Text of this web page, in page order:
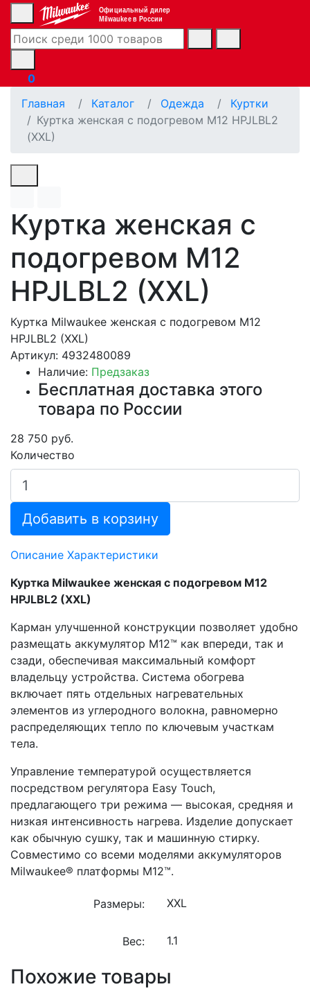
Официальный дилер
Milwaukee в России
0
Главная
Каталог Одежда
Куртки
Куртка женская с подогревом M12 HPJLBL2
(XXL)
Куртка женская с
подогревом M12
HPJLBL2 (XXL)
Куртка Milwaukee женская с подогревом M12
HPJLBL2 (XXL)
Артикул: 4932480089
Наличие: Предзаказ
Бесплатная доставка этого
товара по России
28 750 руб.
Количество
Добавить в корзину
Описание Характеристики
Куртка Milwaukee женская с подогревом M12
HPJLBL2 (XXL)
Карман улучшенной конструкции позволяет удобно
размещать аккумулятор M12™ как впереди, так и
сзади, обеспечивая максимальный комфорт
владельцу устройства. Система обогрева
включает пять отдельных нагревательных
элементов из углеродного волокна, равномерно
распределяющих тепло по ключевым участкам
тела.
Управление температурой осуществляется
посредством регулятора Easy Touch,
предлагающего три режима — высокая, средняя и
низкая интенсивность нагрева. Изделие допускает
как обычную сушку, так и машинную стирку.
Совместимо со всеми моделями аккумуляторов
Milwaukee® платформы M12™.
Размеры:
Вес:
Похожие товары